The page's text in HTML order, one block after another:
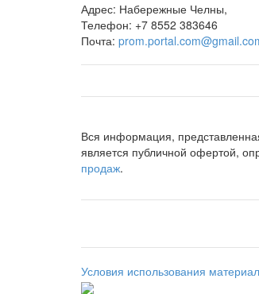
Адрес: Набережные Челны,
Телефон: +7 8552 383646
Почта:
Вся информация,
является публичной офертой,
продаж.
Условия использования